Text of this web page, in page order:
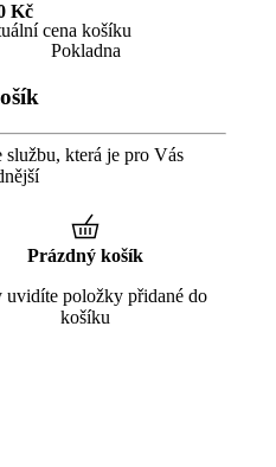
KčAktuální cena košíku
Kč
cena košíku
Pokladna
službu, která je pro Vás
Prázdný košík
uvidíte položky přidané do
košíku